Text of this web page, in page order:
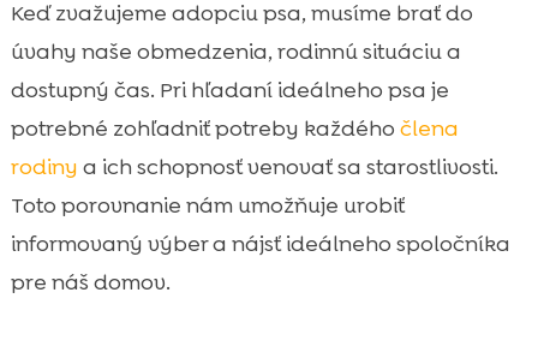
Keď zvažujeme adopciu psa, musíme brať do
úvahy naše obmedzenia, rodinnú situáciu a
dostupný čas. Pri hľadaní ideálneho psa je
potrebné zohľadniť potreby každého člena
rodiny a ich schopnosť venovať sa starostlivosti.
Toto porovnanie nám umožňuje urobiť
informovaný výber a nájsť ideálneho spoločníka
pre náš domov.